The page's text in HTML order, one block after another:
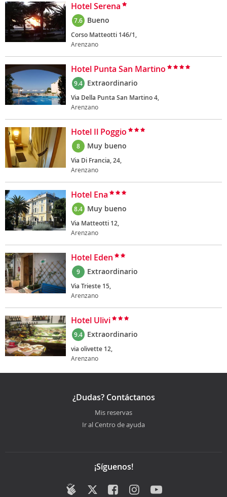
Hotel Serena
7.6 Bueno
Corso Matteotti 146/1,
Arenzano
Hotel Punta San Martino
9.4 Extraordinario
Via Della Punta San Martino 4,
Arenzano
Hotel Il Poggio
8 Muy bueno
Via Di Francia, 24,
Arenzano
Hotel Ena
8.4 Muy bueno
Via Matteotti 12,
Arenzano
Hotel Eden
9 Extraordinario
Via Trieste 15,
Arenzano
Hotel Ulivi
9.4 Extraordinario
via olivette 12,
Arenzano
¿Dudas? Contáctanos
Mis reservas
Ir al Centro de ayuda
¡Síguenos!